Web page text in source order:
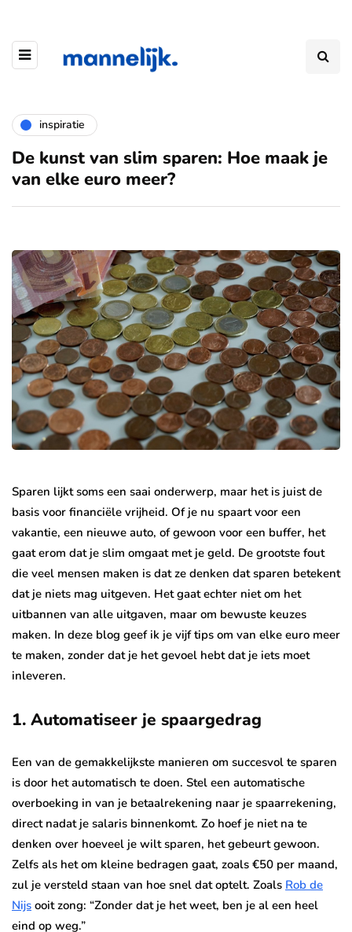
inspiratie
De kunst van slim sparen: Hoe maak je
van elke euro meer?
Sparen lijkt soms een saai onderwerp, maar het is juist de
basis voor financiële vrijheid. Of je nu spaart voor een
vakantie, een nieuwe auto, of gewoon voor een buffer, het
gaat erom dat je slim omgaat met je geld. De grootste fout
die veel mensen maken is dat ze denken dat sparen betekent
dat je niets mag uitgeven. Het gaat echter niet om het
uitbannen van alle uitgaven, maar om bewuste keuzes
maken. In deze blog geef ik je vijf tips om van elke euro meer
te maken, zonder dat je het gevoel hebt dat je iets moet
inleveren.
1. Automatiseer je spaargedrag
Een van de gemakkelijkste manieren om succesvol te sparen
is door het automatisch te doen. Stel een automatische
overboeking in van je betaalrekening naar je spaarrekening,
direct nadat je salaris binnenkomt. Zo hoef je niet na te
denken over hoeveel je wilt sparen, het gebeurt gewoon.
Zelfs als het om kleine bedragen gaat, zoals €50 per maand,
zul je versteld staan van hoe snel dat optelt. Zoals Rob de
Nijs ooit zong: “Zonder dat je het weet, ben je al een heel
eind op weg.”